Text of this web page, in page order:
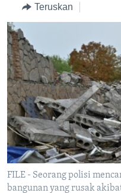
Utama
Lanjut
ke
Pencarian
Learning English
IKUTI KAMI
Bahasa-bahasa
Teruskan
FILE - Seorang polisi
bangunan yang rusak